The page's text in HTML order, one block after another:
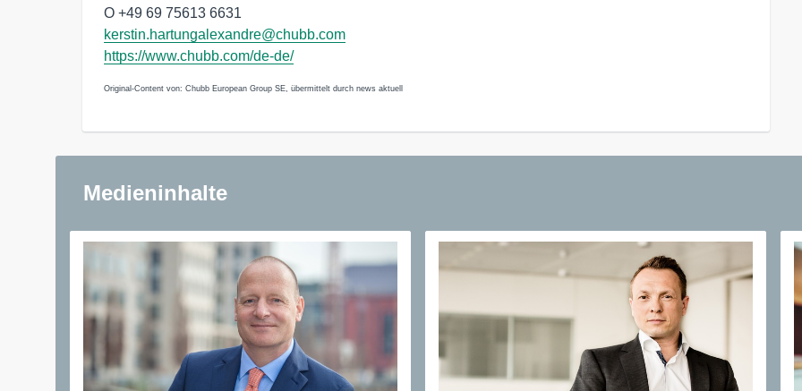
O +49 69 75613 6631
kerstin.hartungalexandre@chubb.com
https://www.chubb.com/de-de/
Original-Content von: Chubb European Group SE, übermittelt durch news aktuell
Medieninhalte